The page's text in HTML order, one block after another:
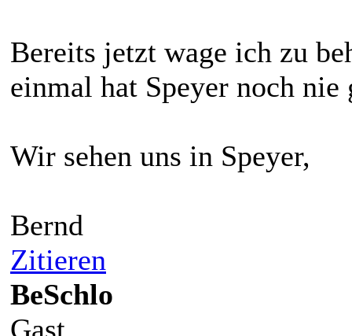
Bereits jetzt wage ich zu
einmal hat Speyer noch
Wir sehen uns in Speyer,
Bernd
Zitieren
BeSchlo
Gast